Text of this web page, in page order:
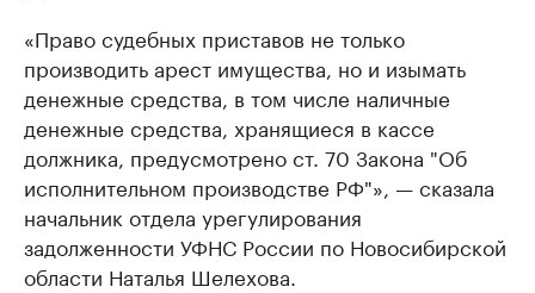
«Право судебных приставов не только
производить арест имущества, но и изымать
денежные средства, в том числе наличные
денежные средства, хранящиеся в кассе
должника, предусмотрено ст. 70 Закона "Об
исполнительном производстве РФ"», — сказала
начальник отдела урегулирования
задолженности УФНС России по Новосибирской
области Наталья Шелехова.